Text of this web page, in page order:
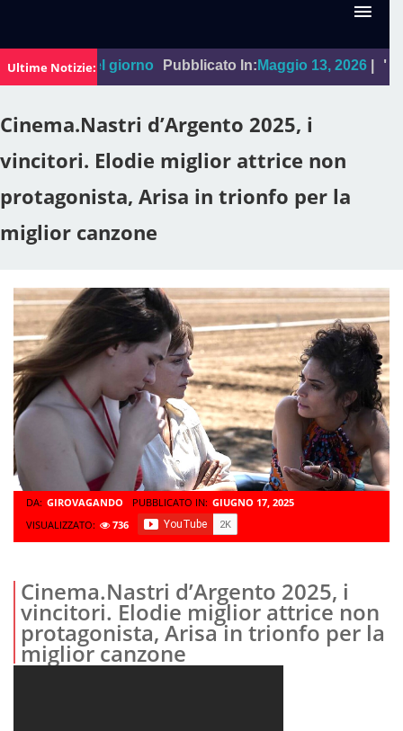
Ultime Notizie:
La foto del giorno Pubblicato In:Maggio 13, 2026| "Sal
Cinema.Nastri d’Argento 2025, i
vincitori. Elodie miglior attrice non
protagonista, Arisa in trionfo per la
miglior canzone
DA: GIROVAGANDO PUBBLICATO IN: GIUGNO 17, 2025
VISUALIZZATO:
736
Cinema.Nastri d’Argento 2025, i
vincitori. Elodie miglior attrice non
protagonista, Arisa in trionfo per la
miglior canzone